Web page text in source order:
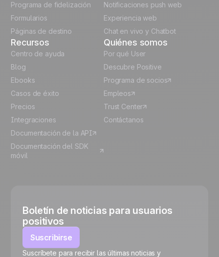
Programa de fidelización
Formularios
Páginas de destino
Notificaciones push web
Experiencia web
Chat en vivo y Chatbot
Recursos
Centro de ayuda
Blog
Ebooks
Casos de éxito
Precios
Integraciones
Documentación de la API
Documentación del SDK
móvil
Quiénes somos
Por qué User
Descubre Positive
Programa de socios
Empleos
Trust Center
Contáctanos
Boletín de noticias para usuarios
positivos
Suscribirse
Suscríbete para recibir las últimas noticias y